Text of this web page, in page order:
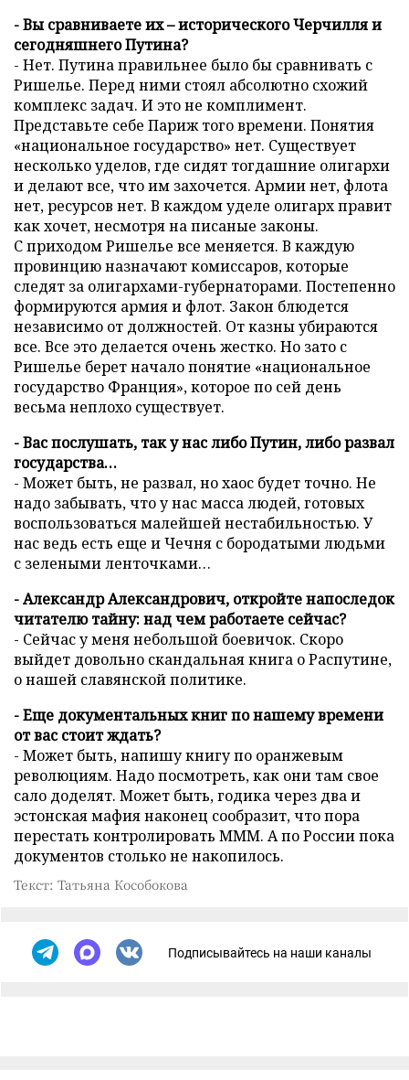
- Вы сравниваете их – исторического Черчилля и
сегодняшнего Путина?
- Нет. Путина правильнее было бы сравнивать с
Ришелье. Перед ними стоял абсолютно схожий
комплекс задач. И это не комплимент.
Представьте себе Париж того времени. Понятия
«национальное государство» нет. Существует
несколько уделов, где сидят тогдашние олигархи
и делают все, что им захочется. Армии нет, флота
нет, ресурсов нет. В каждом уделе олигарх правит
как хочет, несмотря на писаные законы.
С приходом Ришелье все меняется. В каждую
провинцию назначают комиссаров, которые
следят за олигархами-губернаторами. Постепенно
формируются армия и флот. Закон блюдется
независимо от должностей. От казны убираются
все. Все это делается очень жестко. Но зато с
Ришелье берет начало понятие «национальное
государство Франция», которое по сей день
весьма неплохо существует.
- Вас послушать, так у нас либо Путин, либо развал
государства…
- Может быть, не развал, но хаос будет точно. Не
надо забывать, что у нас масса людей, готовых
воспользоваться малейшей нестабильностью. У
нас ведь есть еще и Чечня с бородатыми людьми
с зелеными ленточками…
- Александр Александрович, откройте напоследок
читателю тайну: над чем работаете сейчас?
- Сейчас у меня небольшой боевичок. Скоро
выйдет довольно скандальная книга о Распутине,
о нашей славянской политике.
- Еще документальных книг по нашему времени
от вас стоит ждать?
- Может быть, напишу книгу по оранжевым
революциям. Надо посмотреть, как они там свое
сало доделят. Может быть, годика через два и
эстонская мафия наконец сообразит, что пора
перестать контролировать МММ. А по России пока
документов столько не накопилось.
Текст: Татьяна Кособокова
Подписывайтесь на наши каналы